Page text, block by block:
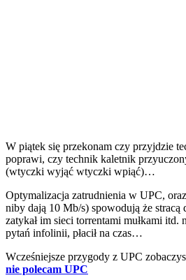
W piątek się przekonam czy przyjdzie
poprawi, czy technik kaletnik
(wtyczki wyjąć wtyczki wpiąć)…
Optymalizacja zatrudnienia w UPC,
niby dają 10 Mb/s) spowodują że stracą
zatykał im sieci torrentami mułkami itd.
pytań infolinii, płacił na czas…
Wcześniejsze przygody z UPC
nie polecam UPC